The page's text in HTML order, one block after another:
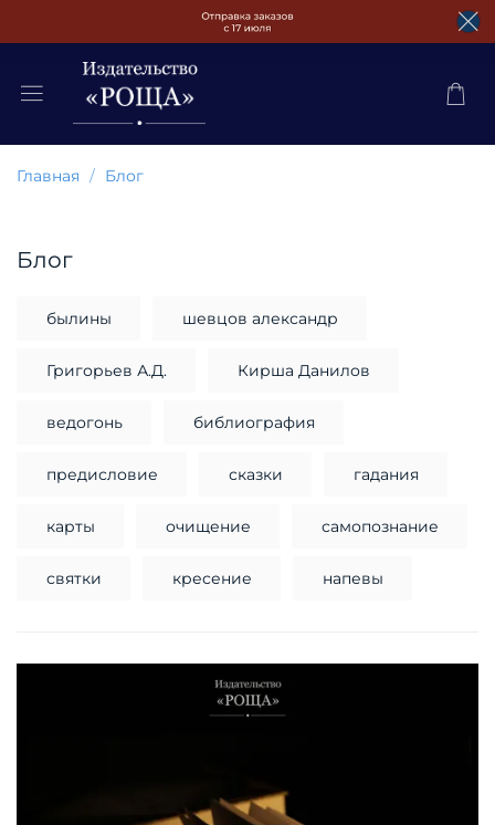
Главная Блог
Блог
былины шевцов александр
Григорьев А.Д. Кирша Данилов
ведогонь библиография
предисловие сказки гадания
карты очищение самопознание
святки кресение напевы